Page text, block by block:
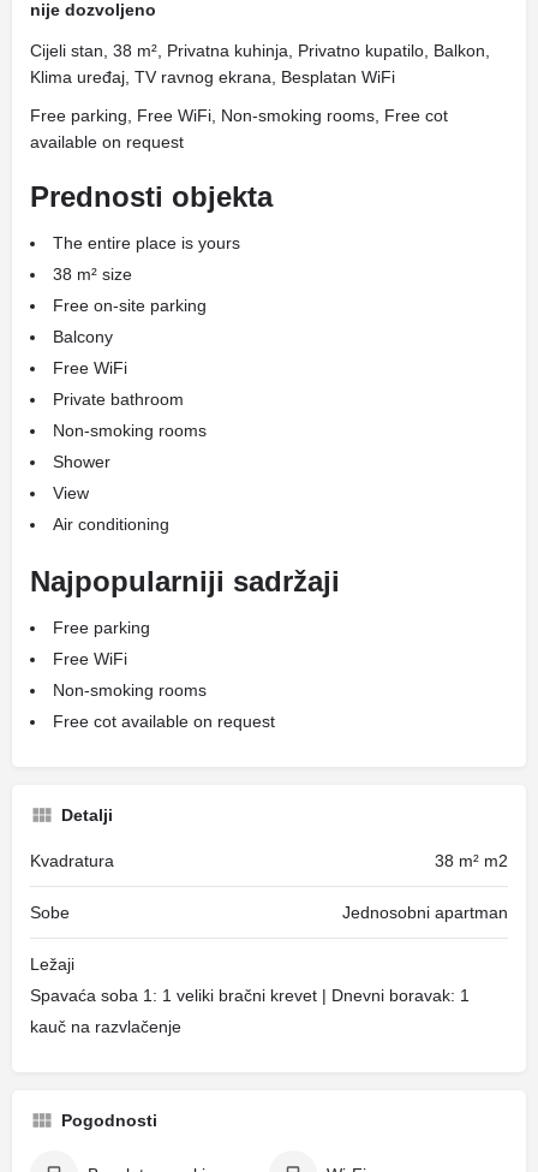
nije dozvoljeno
Cijeli stan, 38 m², Privatna kuhinja, Privatno kupatilo, Balkon,
Klima uređaj, TV ravnog ekrana, Besplatan WiFi
Free parking, Free WiFi, Non-smoking rooms, Free cot
available on request
Prednosti objekta
The entire place is yours
38 m² size
Free on-site parking
Balcony
Free WiFi
Private bathroom
Non-smoking rooms
Shower
View
Air conditioning
Najpopularniji sadržaji
Free parking
Free WiFi
Non-smoking rooms
Free cot available on request
Detalji
Kvadratura 38 m² m2
Sobe Jednosobni apartman
Ležaji
Spavaća soba 1: 1 veliki bračni krevet | Dnevni boravak: 1
kauč na razvlačenje
Pogodnosti